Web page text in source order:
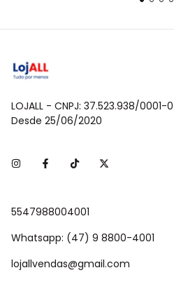
LOJALL - CNPJ: 37.523.938/
Desde 25/06/2020
5547988004001
Whatsapp: (47) 9 8800-4001
lojallvendas@gmail.com